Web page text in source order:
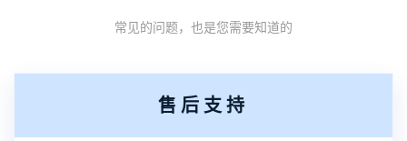
机设备响应慢问题常见的问题，也是您需要知道的
售后支持